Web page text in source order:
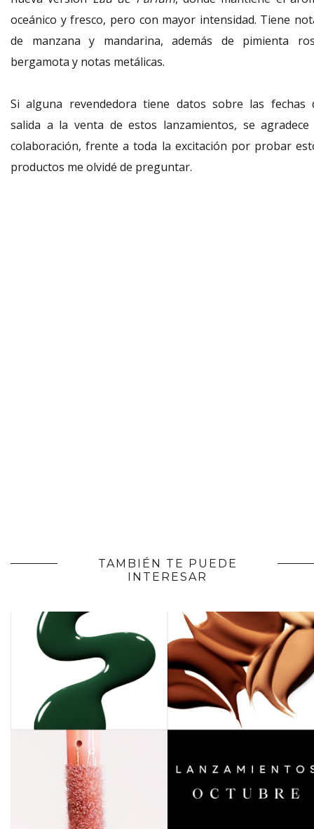
oceánico y fresco, pero con mayor intensidad. Tiene
de manzana y mandarina, además de pimienta
bergamota y notas metálicas.
Si alguna revendedora tiene datos sobre las fechas
salida a la venta de estos lanzamientos, se agradece
colaboración, frente a toda la excitación por probar
productos me olvidé de preguntar.
TAMBIÉN TE PUEDE
INTERESAR